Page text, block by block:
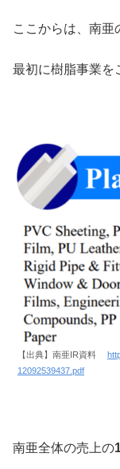
ここからは、南亜
最初に樹脂事業を
【出典】南亜IR資料
12092539437.pdf
南亜全体の売上の